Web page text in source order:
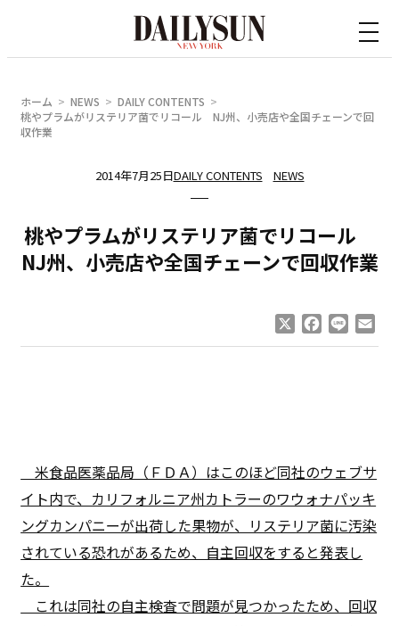
ホーム NEWS
DAILY CONTENTS
桃やプラムがリステリア菌でリコール NJ州、小売店や全国チェーンで回
収作業
2014年7月25日DAILY CONTENTS NEWS
桃やプラムがリステリア菌でリコール
NJ州、小売店や全国チェーンで回収作業
Facebook
Line
米食品医薬品局（ＦＤＡ）はこのほど同社のウェブサ
イト内で、カリフォルニア州カトラーのワウォナパッキ
ングカンパニーが出荷した果物が、リステリア菌に汚染
されている恐れがあるため、自主回収をすると発表し
た。
これは同社の自主検査で問題が見つかったため、回収